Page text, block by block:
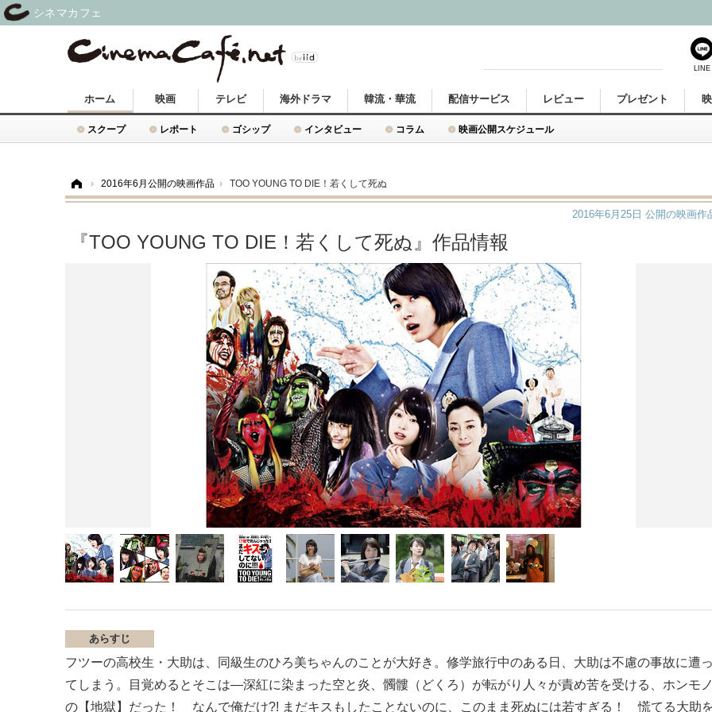
ホーム
スクープ レポート ゴシップ インタビュー コラム 映画公開スケジュール
映画 テレビ 海外ドラマ 韓流・華流 配信サービス レビュー プレゼント
› 2016年6月公開の映画作品 › TOO YOUNG TO DIE！若くして死ぬ
『TOO YOUNG TO DIE！若くして死ぬ』作品情報
2016年6月25日 公開の映画作
あらすじ
フツーの高校生・大助は、同級生のひろ美ちゃんのことが大好き。修学旅行中のある日、大助は不慮の事故に遭っ
てしまう。目覚めるとそこは―深紅に染まった空と炎、髑髏（どくろ）が転がり人々が責め苦を受ける、ホンモノ
の【地獄】だった！ なんで俺だけ?! まだキスもしたことないのに、このまま死ぬには若すぎる！ 慌てる大助
LINE
シネマカフェ